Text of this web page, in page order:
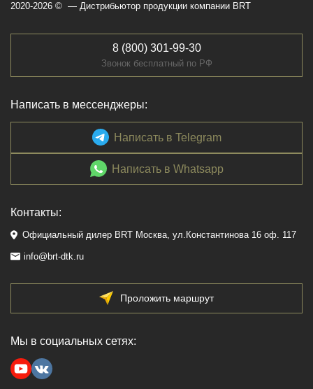
2020-2026 © — Дистрибьютор продукции компании BRT
8 (800) 301-99-30
Звонок бесплатный по РФ
Написать в мессенджеры:
Написать в Telegram
Написать в Whatsapp
Контакты:
Официальный дилер BRT Москва, ул.Константинова 16 оф. 117
info@brt-dtk.ru
Проложить маршрут
Мы в социальных сетях: